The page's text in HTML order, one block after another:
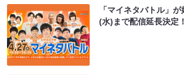
「マイネタバトル」
(水)まで配信延長決定